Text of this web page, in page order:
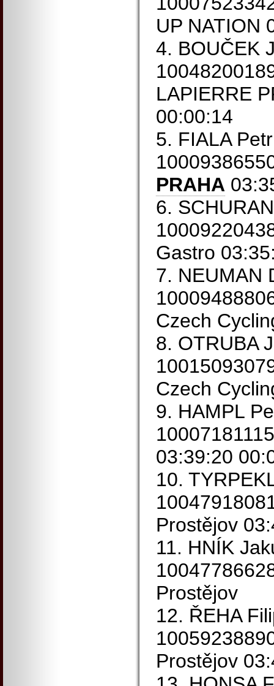
UP NATION
4. BOUČEK
LAPIERRE
00:00:14
5. FIALA
PRAHA
6.
Gastro
7. NEUMAN
Czech
8. OTRUBA
Czech
9. HAMPL
03:39:20
10.
Prostějov
11. HNÍK
Prostějov
12. ŘEHA
Prostějov